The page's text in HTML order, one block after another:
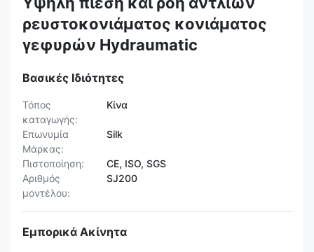
ρευστοκονιάματος κονιάματος
γεφυρών Hydraumatic
Βασικές Ιδιότητες
Τόπος
καταγωγής:
Κίνα
Επωνυμία
Μάρκας:
Silk
Πιστοποίηση:
CE, ISO, SGS
Αριθμός
μοντέλου:
SJ200
Εμπορικά Ακίνητα